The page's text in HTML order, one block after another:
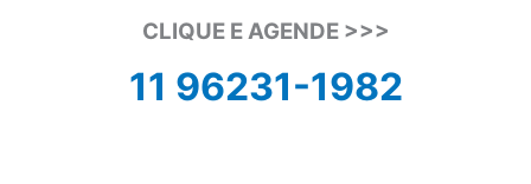
CLIQUE E AGENDE >>>
11 96231-1982